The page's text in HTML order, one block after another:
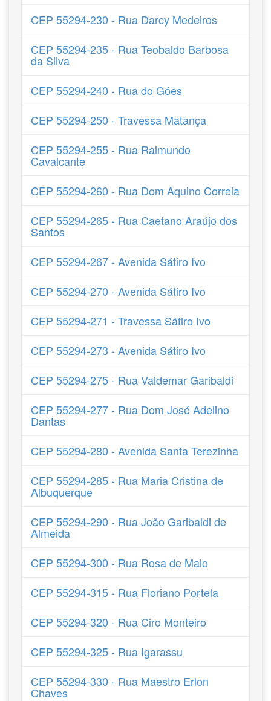
CEP 55294-230 - Rua Darcy Medeiros
CEP 55294-235 - Rua Teobaldo Barbosa
da Silva
CEP 55294-240 - Rua do Góes
CEP 55294-250 - Travessa Matança
CEP 55294-255 - Rua Raimundo
Cavalcante
CEP 55294-260 - Rua Dom Aquino Correia
CEP 55294-265 - Rua Caetano Araújo dos
Santos
CEP 55294-267 - Avenida Sátiro Ivo
CEP 55294-270 - Avenida Sátiro Ivo
CEP 55294-271 - Travessa Sátiro Ivo
CEP 55294-273 - Avenida Sátiro Ivo
CEP 55294-275 - Rua Valdemar Garibaldi
CEP 55294-277 - Rua Dom José Adelino
Dantas
CEP 55294-280 - Avenida Santa Terezinha
CEP 55294-285 - Rua Maria Cristina de
Albuquerque
CEP 55294-290 - Rua João Garibaldi de
Almeida
CEP 55294-300 - Rua Rosa de Maio
CEP 55294-315 - Rua Floriano Portela
CEP 55294-320 - Rua Ciro Monteiro
CEP 55294-325 - Rua Igarassu
CEP 55294-330 - Rua Maestro Erlon
Chaves